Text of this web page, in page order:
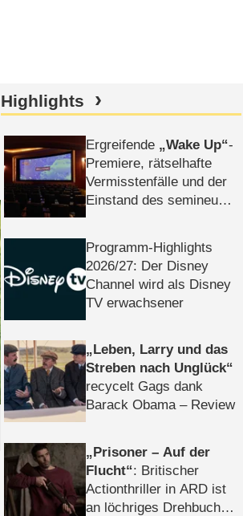
Highlights
Ergreifende Wake Up -
Premiere, rätselhafte
Vermisstenfälle und der
Einstand des semineuen
Programm-Highlights
2026/​27: Der Disney
Channel wird als Disney
TV erwachsener
Leben, Larry und das
Streben nach Unglück
recycelt Gags dank
Barack Obama – Review
Prisoner – Auf der
Flucht : Britischer
Actionthriller in ARD ist
an löchriges Drehbuch